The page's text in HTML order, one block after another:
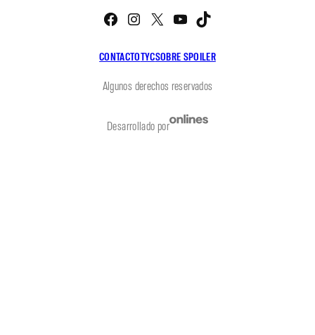
CONTACTOTYCSOBRE SPOILER
Facebook
Instagram
X YouTube
Algunos derechos reservados
Desarrollado por